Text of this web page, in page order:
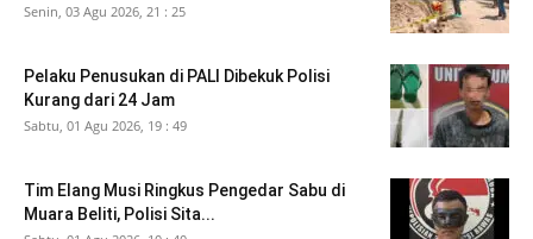
Senin, 03 Agu 2026, 21 : 25
Pelaku Penusukan di PALI Dibekuk Polisi
Kurang dari 24 Jam
Sabtu, 01 Agu 2026, 19 : 49
Tim Elang Musi Ringkus Pengedar Sabu di
Muara Beliti, Polisi Sita...